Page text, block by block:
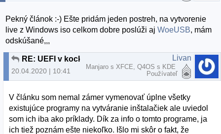
Pekný článok :-) Ešte pridám jeden postreh, na vytvorenie
live z Windows iso celkom dobre poslúži ajWoeUSB, mám
odskúšané,,,
RE: UEFI v kocke pre BFU
20.04.2020 | 10:41
Livan
Manjaro s XFCE, Q4OS s KDE
Používateľ
V článku som nemal zámer vymenovať úplne všetky
existujúce programy na vytváranie inštalačiek ale uviedol
som ich iba ako príklady. Dík za info o tomto programe, ja
ich tiež poznám ešte niekoľko. Išlo mi skôr o fakt, že